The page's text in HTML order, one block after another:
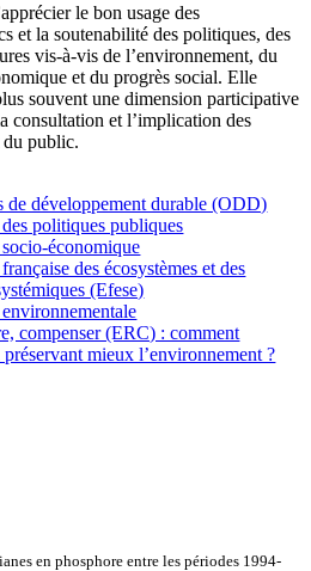
le bon usage des
et la soutenabilité des politiques, des
vis-à-vis de l’environnement, du
et du progrès social. Elle
souvent une dimension participative
consultation et l’implication des
du public.
de développement durable (ODD)
politiques publiques
économique
des écosystèmes et des
(Efese)
compenser (ERC) : comment
mieux l’environnement ?
en phosphore entre les périodes 1994-